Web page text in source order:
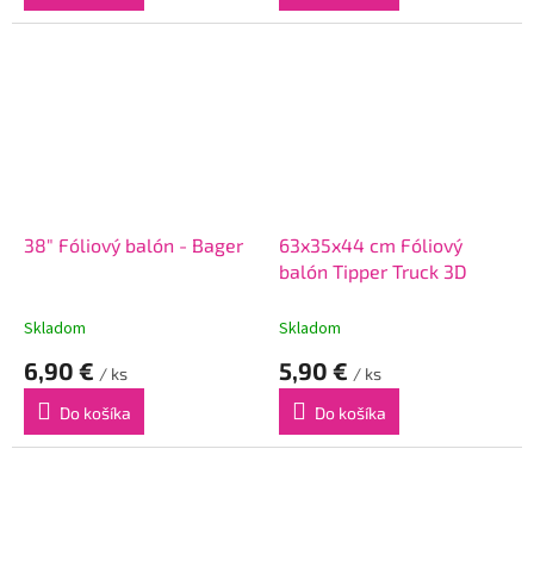
38" Fóliový balón - Bager
Skladom
6,90 € / ks
Do košíka
63x35x44 cm Fóliový
balón Tipper Truck 3D
Skladom
5,90 € / ks
Do košíka